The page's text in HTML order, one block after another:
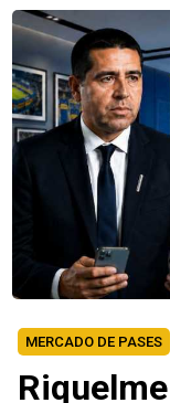
MERCADO DE PASES